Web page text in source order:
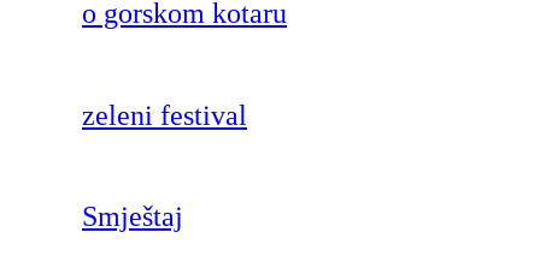
o gorskom kotaru
zeleni festival
Smještaj